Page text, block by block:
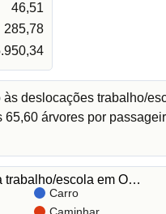
46,51
285,78
deslocações trabalho/
65,60 árvores por
trabalho/escola em O…
Carro